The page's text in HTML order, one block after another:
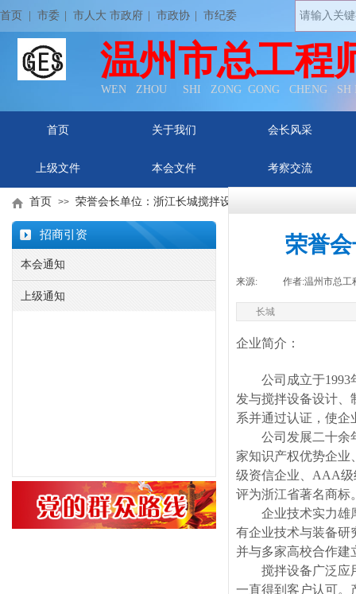
首页 | 市委 市人大 市政府 市政协 市纪委
温州市总工程
WEN ZHOU SHI ZONG GONG CHENG
首页 关于我们 会长风采
上级文件 本会文件 考察交流
招商引资
本会通知
上级通知
首页 >> 荣誉会长单位：浙江长城搅拌设备股份有限公司
荣誉
来源: 作者:温州市总工
长城
企业简介：
公司成立于1993
发与搅拌设备设计、
系并通过认证 ，使企
公司 发展二十余
家知识产权优势企业
级资信企业、AAA
评为浙江省著名商标
企业技术实力雄
有企业技术与装备研
并与多家高校合作建
搅拌设备广泛应
一直得到客户认可。